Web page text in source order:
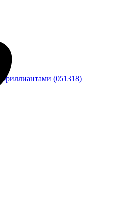
бриллиантами (051318)